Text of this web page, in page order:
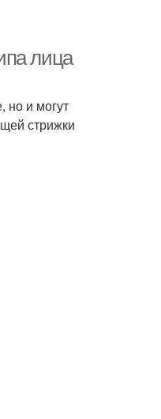
лица
но и могут
стрижки